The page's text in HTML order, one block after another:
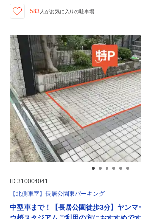
583人がお気に入りの駐車場
ID:310004041
【北側車室】長居公園東パーキング
中型車まで！【長居公園徒歩3分】ヤンマ